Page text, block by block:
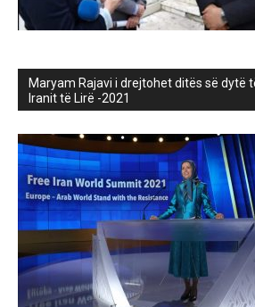
Maryam Rajavi i drejtohet ditës së dytë
Iranit të Lirë -2021